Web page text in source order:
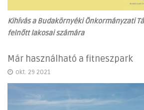
Kihívás a Budakörnyéki Önkormányzati
felnőtt lakosai számára
Már használható a fitneszpark
okt. 29 2021